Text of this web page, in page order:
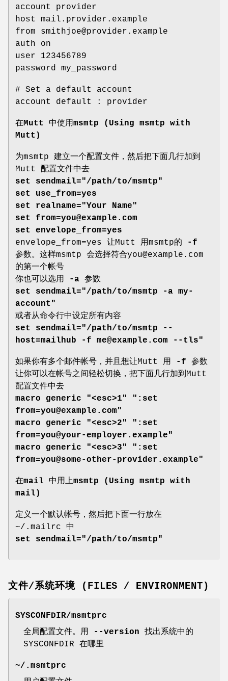
account provider
host mail.provider.example
from smithjoe@provider.example
auth on
user 123456789
password my_password
# Set a default account
account default : provider
在Mutt 中使用msmtp (Using msmtp with
Mutt)
为msmtp 建立一个配置文件，然后把下面几行加到
Mutt 配置文件中去
set sendmail="/path/to/msmtp"
set use_from=yes
set realname="Your Name"
set from=you@example.com
set envelope_from=yes
envelope_from=yes 让Mutt 用msmtp的
-f
参数。这样msmtp 会选择符合you@example.com
的第一个帐号
你也可以选用
-a 参数
set sendmail="/path/to/msmtp -a my-
account"
或者从命令行中设定所有内容
set sendmail="/path/to/msmtp --
host=mailhub -f me@example.com --tls"
如果你有多个邮件帐号，并且想让Mutt 用 -f 参数
让你可以在帐号之间轻松切换，把下面几行加到Mutt
配置文件中去
macro generic "<esc>1" ":set
from=you@example.com"
macro generic "<esc>2" ":set
from=you@your-employer.example"
macro generic "<esc>3" ":set
from=you@some-other-provider.example"
在mail 中用上msmtp (Using msmtp with
mail)
定义一个默认帐号，然后把下面一行放在
~/.mailrc 中
set sendmail="/path/to/msmtp"
文件/系统环境 (FILES / ENVIRONMENT)
SYSCONFDIR/msmtprc
全局配置文件。用
--version 找出系统中的
SYSCONFDIR 在哪里
~/.msmtprc